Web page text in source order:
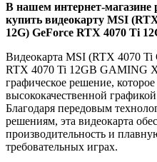
В нашем интернет-
купить видеокарту MSI
12G) GeForce RTX 4070 Ti
Видеокарта MSI (RTX 4070
RTX 4070 Ti 12GB GAMING
графическое решение,
высококачественной
Благодаря передовым
решениям, эта видеокарта
производительность и
требовательных играх.